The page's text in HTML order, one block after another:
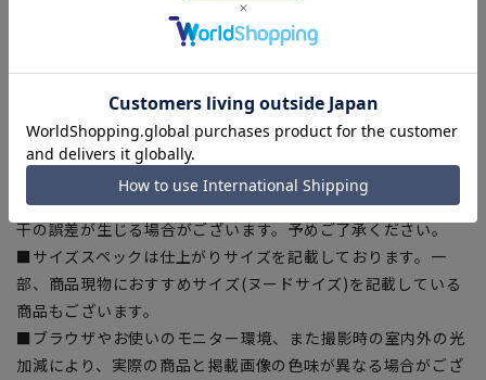
【シルエット】《やや細め(スッキリ)》 (当社比)
■商品画像はサンプルのため、色味やサイズ等の仕様に変更が
ある場合がございますので、予めご了承ください。
■ゆとり感には個人差があります。サイズ表を確認の上、ご購
入の目安としてご利用ください。
■生地や仕様・デザインにより、着用感や実際のサイズ表に若
干の誤差が生じる場合がございます。予めご了承ください。
■サイズスペックは仕上がりサイズを記載しております。一
部、商品現物におすすめサイズ(ヌードサイズ)を記載している
商品もございます。
■ブラウザやお使いのモニター環境、また撮影時の室内外の光
加減により、実際の商品と掲載画像の色味が異なる場合がござ